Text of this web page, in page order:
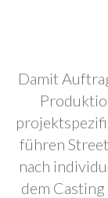
Damit
führen
nach
dem